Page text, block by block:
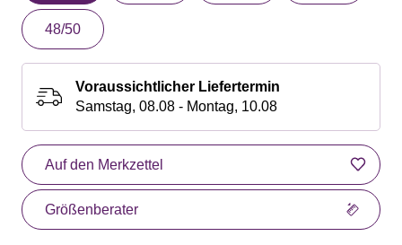
48/50
Voraussichtlicher Liefertermin
Samstag, 08.08 - Montag, 10.08
Auf den Merkzettel
Größenberater